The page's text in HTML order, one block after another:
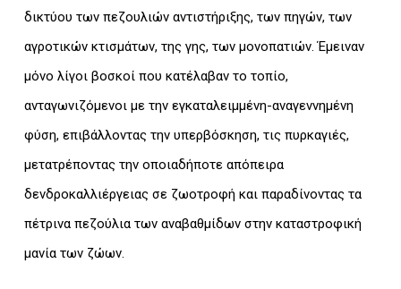
δικτύου των πεζουλιών αντιστήριξης, των πηγών, των
αγροτικών κτισμάτων, της γης, των μονοπατιών. Έμειναν
μόνο λίγοι βοσκοί που κατέλαβαν το τοπίο,
ανταγωνιζόμενοι με την εγκαταλειμμένη-αναγεννημένη
φύση, επιβάλλοντας την υπερβόσκηση, τις πυρκαγιές,
μετατρέποντας την οποιαδήποτε απόπειρα
δενδροκαλλιέργειας σε ζωοτροφή και παραδίνοντας τα
πέτρινα πεζούλια των αναβαθμίδων στην καταστροφική
μανία των ζώων.